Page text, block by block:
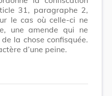
31, paragraphe 2,
le cas où celle-ci ne
une amende qui ne
la chose confisquée.
d’une peine.